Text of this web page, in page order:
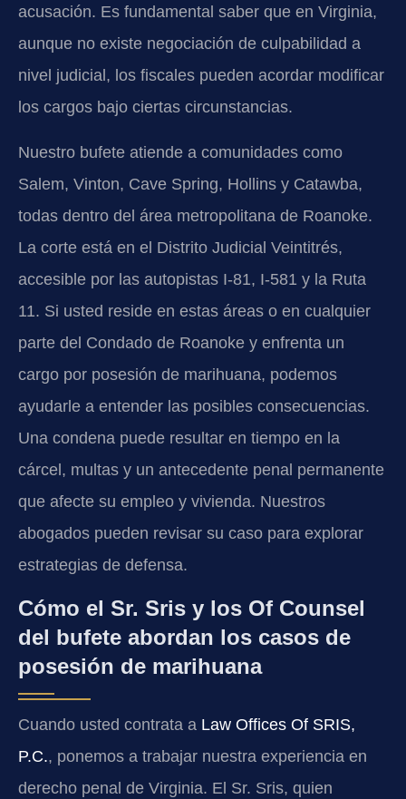
acusación. Es fundamental saber que en Virginia,
aunque no existe negociación de culpabilidad a
nivel judicial, los fiscales pueden acordar modificar
los cargos bajo ciertas circunstancias.
Nuestro bufete atiende a comunidades como
Salem, Vinton, Cave Spring, Hollins y Catawba,
todas dentro del área metropolitana de Roanoke.
La corte está en el Distrito Judicial Veintitrés,
accesible por las autopistas I-81, I-581 y la Ruta
11. Si usted reside en estas áreas o en cualquier
parte del Condado de Roanoke y enfrenta un
cargo por posesión de marihuana, podemos
ayudarle a entender las posibles consecuencias.
Una condena puede resultar en tiempo en la
cárcel, multas y un antecedente penal permanente
que afecte su empleo y vivienda. Nuestros
abogados pueden revisar su caso para explorar
estrategias de defensa.
Cómo el Sr. Sris y los Of Counsel
del bufete abordan los casos de
posesión de marihuana
Cuando usted contrata a Law Offices Of SRIS,
P.C., ponemos a trabajar nuestra experiencia en
derecho penal de Virginia. El Sr. Sris, quien